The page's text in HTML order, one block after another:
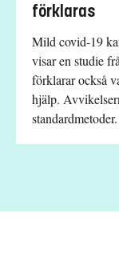
förklaras
Mild covid-19
visar en studie
förklarar också
hjälp.
standardmetoder.